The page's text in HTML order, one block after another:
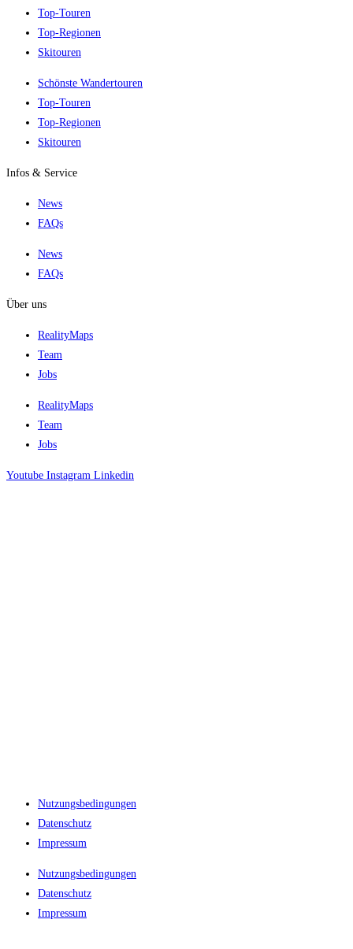
Top-Touren
Top-Regionen
Skitouren
Schönste Wandertouren
Top-Touren
Top-Regionen
Skitouren
Infos & Service
News
FAQs
News
FAQs
Über uns
RealityMaps
Team
Jobs
RealityMaps
Team
Jobs
Youtube Instagram Linkedin
Nutzungsbedingungen
Datenschutz
Impressum
Nutzungsbedingungen
Datenschutz
Impressum